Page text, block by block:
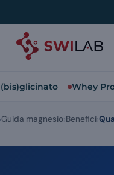
Whey
Guida magnesio Benefici